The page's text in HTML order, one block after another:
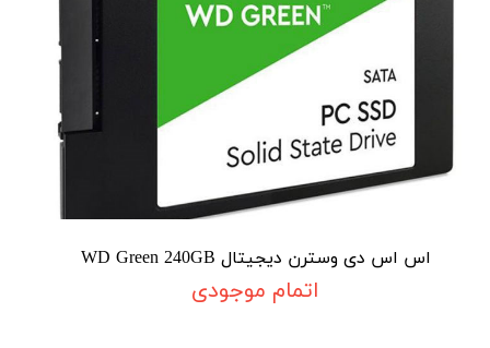
اس اس دی وسترن دیجیتال WD Green 240GB
اتمام موجودی